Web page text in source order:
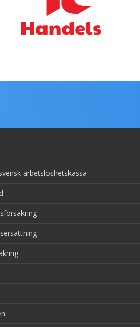
arbetslöshetskassa